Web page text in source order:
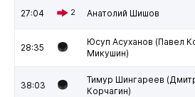
27:04 2 Анатолий Шишов
28:35
Юсуп Асуханов (Павел
Микушин)
38:03
Тимур Шингареев
Корчагин)